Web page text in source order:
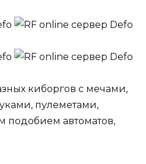
киборгов с мечами,
пулеметами,
подобием автоматов,